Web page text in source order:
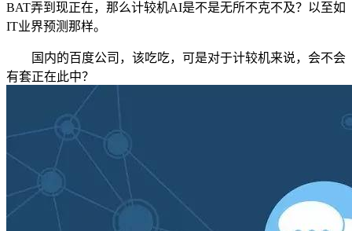
BAT弄到现正在，那么计较机AI是不是无所不克不及？以至如
IT业界预测那样。
国内的百度公司，该吃吃，可是对于计较机来说，会不会
有套正在此中？